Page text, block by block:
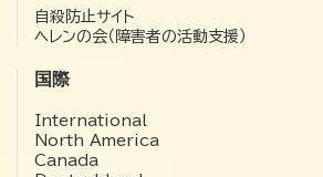
自殺防止サイト
ヘレンの会（障害者の活動支援）
国際
International
North America
Canada